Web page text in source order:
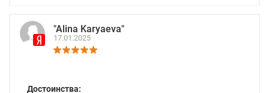
"Alina Karyaeva"
17.01.2025
Достоинства: